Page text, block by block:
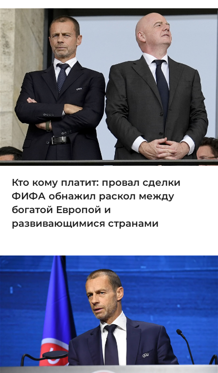
Кто кому платит: провал сделки
ФИФА обнажил раскол между
богатой Европой и
развивающимися странами